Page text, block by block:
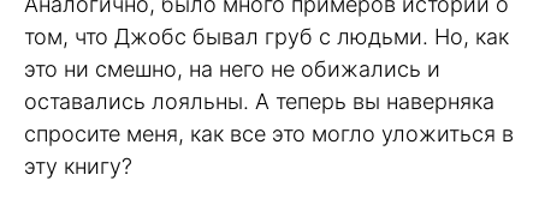
том, что Джобс бывал груб с людьми. Но, как
это ни смешно, на него не обижались и
оставались лояльны. А теперь вы наверняка
спросите меня, как все это могло уложиться в
эту книгу?